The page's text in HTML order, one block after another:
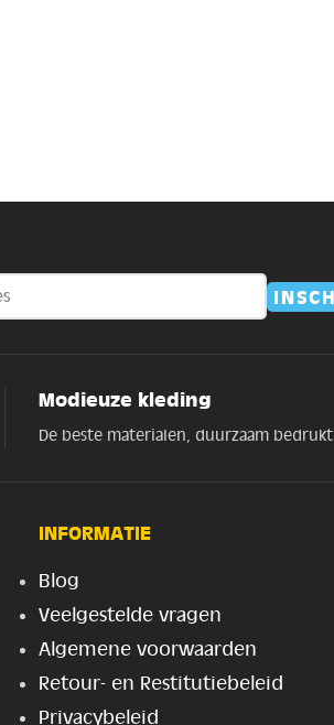
Modieuze kleding
De beste materialen, duurzaam bedrukt
INFORMATIE
Blog
Veelgestelde vragen
Algemene voorwaarden
Retour- en Restitutiebeleid
Privacybeleid